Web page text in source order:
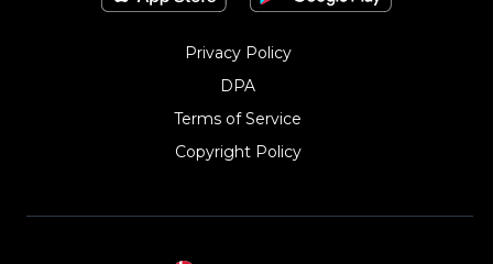
Privacy Policy
DPA
Terms of Service
Copyright Policy‎